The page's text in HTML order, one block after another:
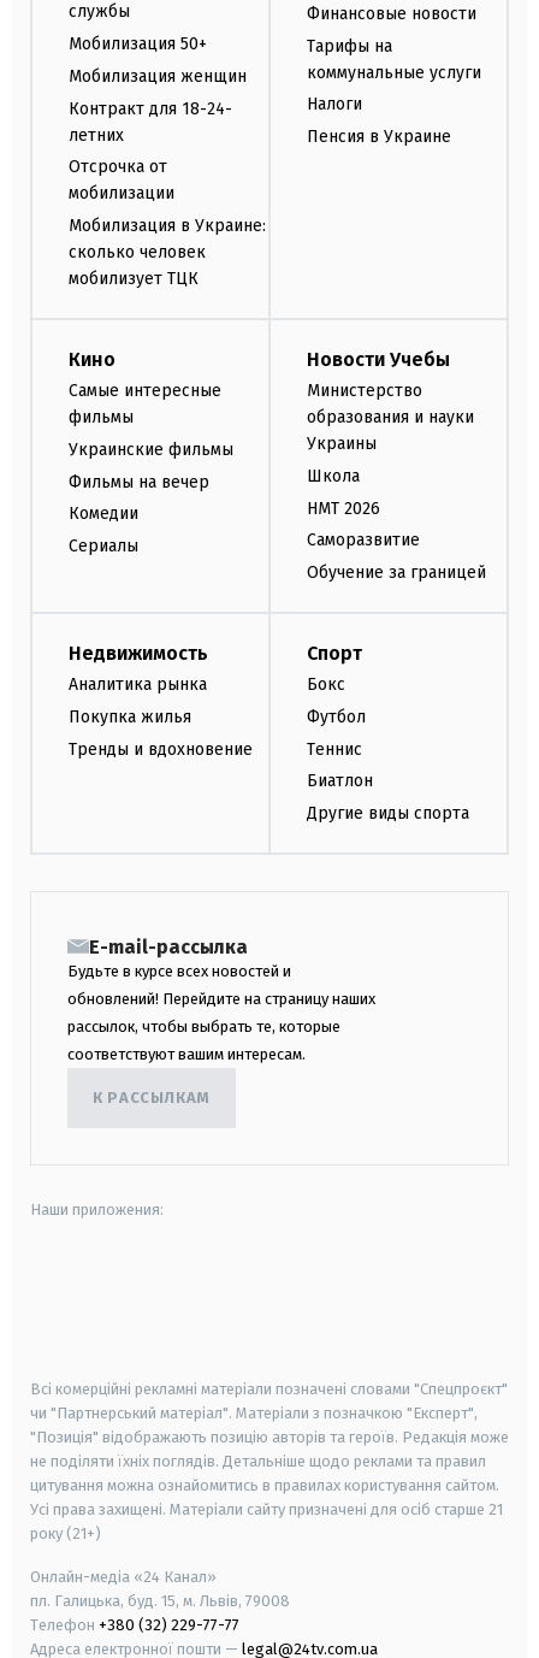
службы
Мобилизация 50+
Мобилизация женщин
Контракт для 18-24-
летних
Отсрочка от
мобилизации
Мобилизация в Украине:
сколько человек
мобилизует ТЦК
Финансовые новости
Тарифы на
коммунальные услуги
Налоги
Пенсия в Украине
Кино
Самые интересные
фильмы
Украинские фильмы
Фильмы на вечер
Комедии
Сериалы
Новости Учебы
Министерство
образования и науки
Украины
Школа
НМТ 2026
Саморазвитие
Обучение за границей
Недвижимость
Аналитика рынка
Покупка жилья
Тренды и вдохновение
Спорт
Бокс
Футбол
Теннис
Биатлон
Другие виды спорта
E-mail-рассылка
Будьте в курсе всех новостей и
обновлений! Перейдите на страницу наших
рассылок, чтобы выбрать те, которые
соответствуют вашим интересам.
К РАССЫЛКАМ
Наши приложения:
Всі комерційні рекламні матеріали позначені словами "Спецпроєкт"
чи "Партнерський матеріал". Матеріали з позначкою "Експерт",
"Позиція" відображають позицію авторів та героїв. Редакція може
не поділяти їхніх поглядів. Детальніше щодо реклами та правил
цитування можна ознайомитись в правилах користування сайтом.
Усі права захищені. Матеріали сайту призначені для осіб старше 21
року (21+)
Онлайн-медіа «24 Канал»
пл. Галицька, буд. 15, м. Львів, 79008
Телефон +380 (32) 229-77-77
Адреса електронної пошти — legal@24tv.com.ua